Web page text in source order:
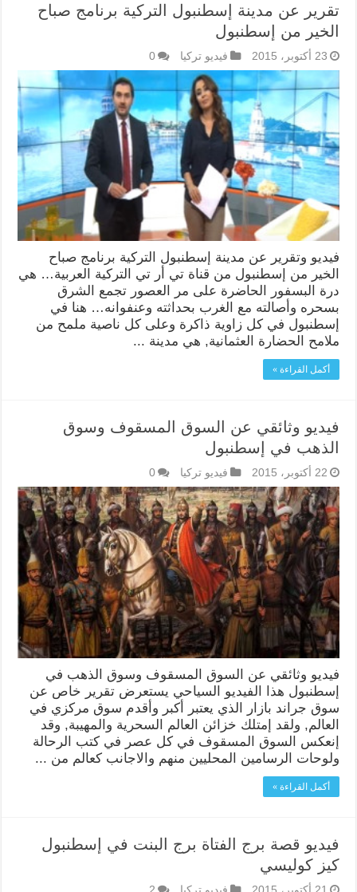
تقرير عن مدينة إسطنبول التركية برنامج صباح
الخير من إسطنبول
23 أكتوبر، 2015 فيديو تركيا 0
فيديو وتقرير عن مدينة إسطنبول التركية برنامج صباح
الخير من إسطنبول من قناة تي أر تي التركية العربية… هي
درة البسفور الحاضرة على مر العصور تجمع الشرق
بسحره وأصالته مع الغرب بحداثته وعنفوانه… هنا في
إسطنبول في كل زاوية ذاكرة وعلى كل ناصية ملمح من
ملامح الحضارة العثمانية, هي مدينة ...
أكمل القراءة »
فيديو وثائقي عن السوق المسقوف وسوق
الذهب في إسطنبول
22 أكتوبر، 2015 فيديو تركيا 0
فيديو وثائقي عن السوق المسقوف وسوق الذهب في
إسطنبول هذا الفيديو السياحي يستعرض تقرير خاص عن
سوق جراند بازار الذي يعتبر أكبر وأقدم سوق مركزي في
العالم, ولقد إمتلك خزائن العالم السحرية والمهيبة, وقد
إنعكس السوق المسقوف في كل عصر في كتب الرحالة
ولوحات الرسامين المحليين منهم والاجانب كعالم من ...
أكمل القراءة »
فيديو قصة برج الفتاة برج البنت في إسطنبول
كيز كوليسي